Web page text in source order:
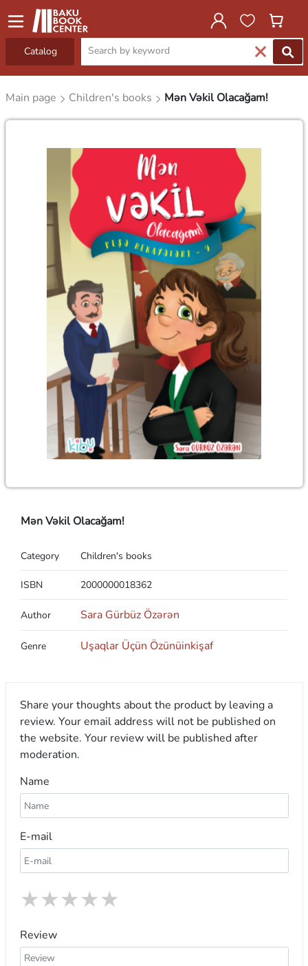
Catalog
Main page Children's books Mən Vəkil Olacağam!
Mən Vəkil Olacağam!
Category Children's books
ISBN 2000000018362
Author Sara Gürbüz Özərən
Genre Uşaqlar Üçün Özünüinkişaf
Share your thoughts about the product by leaving a
review. Your email address will not be published on
the website. Your review will be published after
moderation.
Name
E-mail
★
★
★
★
★
Review